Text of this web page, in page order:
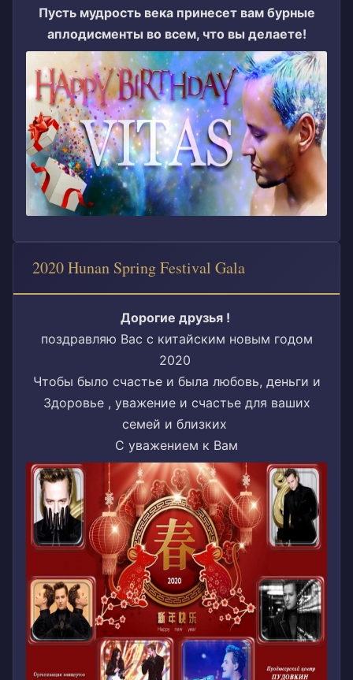
Пусть мудрость века принесет вам бурные
аплодисменты во всем, что вы делаете!
2020 Hunan Spring Festival Gala
Дорогие друзья !
поздравляю Вас с китайским новым годом
2020
Чтобы было счастье и была любовь, деньги и
Здоровье , уважение и счастье для ваших
семей и близких
С уважением к Вам